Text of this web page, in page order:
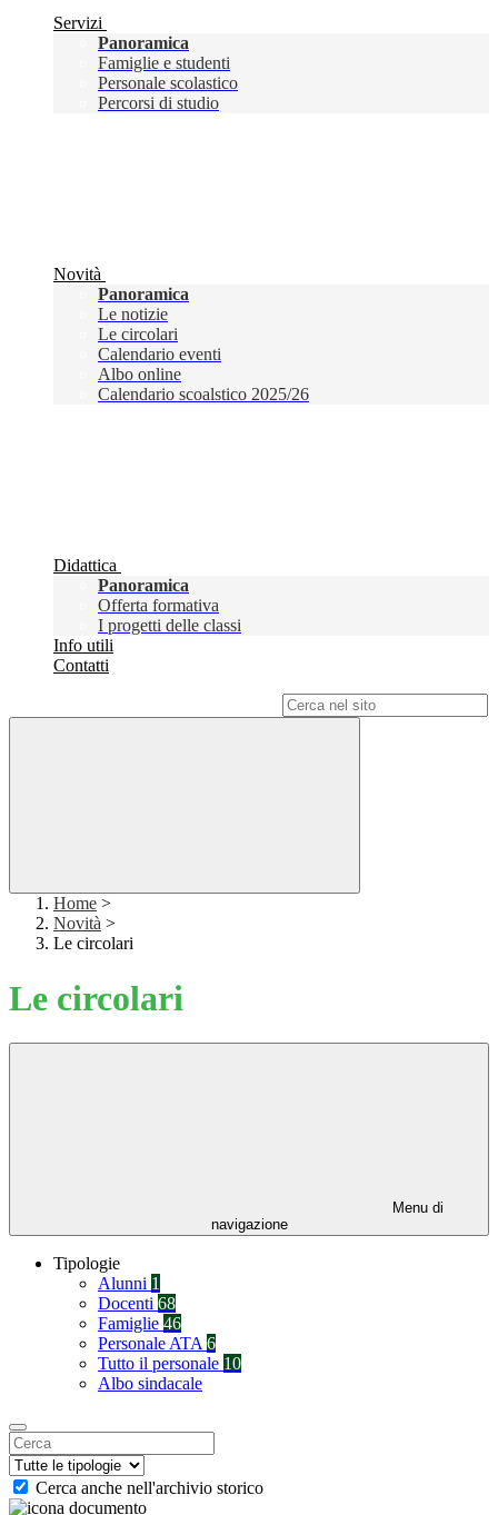
Servizi
Panoramica
Famiglie e studenti
Personale scolastico
Percorsi di studio
Novità
Panoramica
Le notizie
Le circolari
Calendario eventi
Albo online
Calendario scoalstico 2025/26
Didattica
Panoramica
Offerta formativa
I progetti delle classi
Info utili
Contatti
Home >
Novità >
Le circolari
Le circolari
Menu di
navigazione
Tipologie
Alunni 1
Docenti 68
Famiglie 46
Personale ATA 6
Tutto il personale 10
Albo sindacale
Cerca anche nell'archivio storico